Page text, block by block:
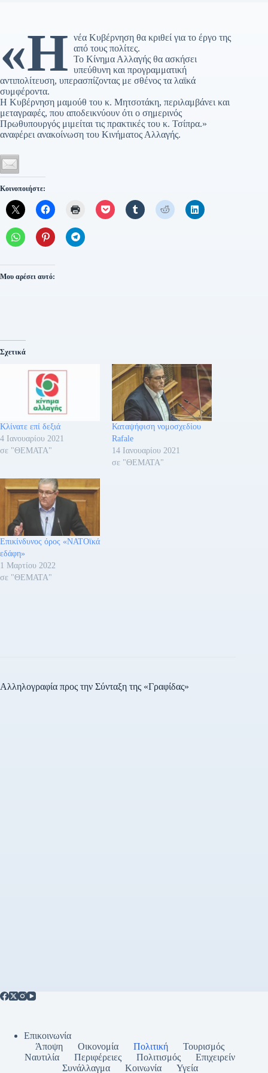
«Η νέα Κυβέρνηση θα κριθεί για το έργο της
από τους πολίτες.
Το Κίνημα Αλλαγής θα ασκήσει
υπεύθυνη και προγραμματική
αντιπολίτευση, υπερασπίζοντας με σθένος τα λαϊκά
συμφέροντα.
Η Κυβέρνηση μαμούθ του κ. Μητσοτάκη, περιλαμβάνει και
μεταγραφές, που αποδεικνύουν ότι ο σημερινός
Πρωθυπουργός μιμείται τις πρακτικές του κ. Τσίπρα.»
αναφέρει ανακοίνωση του Κινήματος Αλλαγής.
Κοινοποιήστε:
Μου αρέσει αυτό:
Σχετικά
Κλίνατε επί δεξιά
4 Ιανουαρίου 2021
σε "ΘΕΜΑΤΑ"
Καταψήφιση νομοσχεδίου
Rafale
14 Ιανουαρίου 2021
σε "ΘΕΜΑΤΑ"
Επικίνδυνος όρος «ΝΑΤΟϊκά
εδάφη»
1 Μαρτίου 2022
σε "ΘΕΜΑΤΑ"
Αλληλογραφία προς την Σύνταξη της «Γραφίδας»
Επικοινωνία
Άποψη
Οικονομία Πολιτική
Τουρισμός
Ναυτιλία
Περιφέρειες Πολιτισμός
Επιχειρείν
Συνάλλαγμα
Κοινωνία Υγεία